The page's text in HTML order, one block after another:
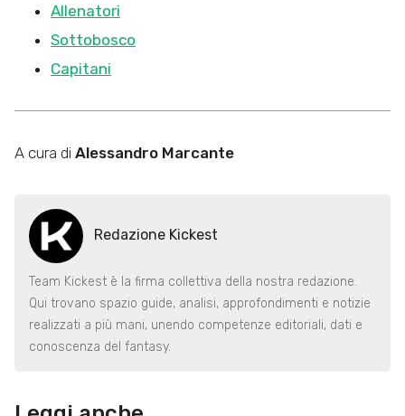
Allenatori
Sottobosco
Capitani
A cura di Alessandro Marcante
Redazione Kickest
Team Kickest è la firma collettiva della nostra redazione.
Qui trovano spazio guide, analisi, approfondimenti e notizie
realizzati a più mani, unendo competenze editoriali, dati e
conoscenza del fantasy.